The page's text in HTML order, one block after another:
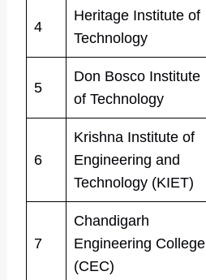
4
Heritage Institute of
Technology
5
Don Bosco Institute
of Technology
6
Krishna Institute of
Engineering and
Technology (KIET)
7
Chandigarh
Engineering College
(CEC)